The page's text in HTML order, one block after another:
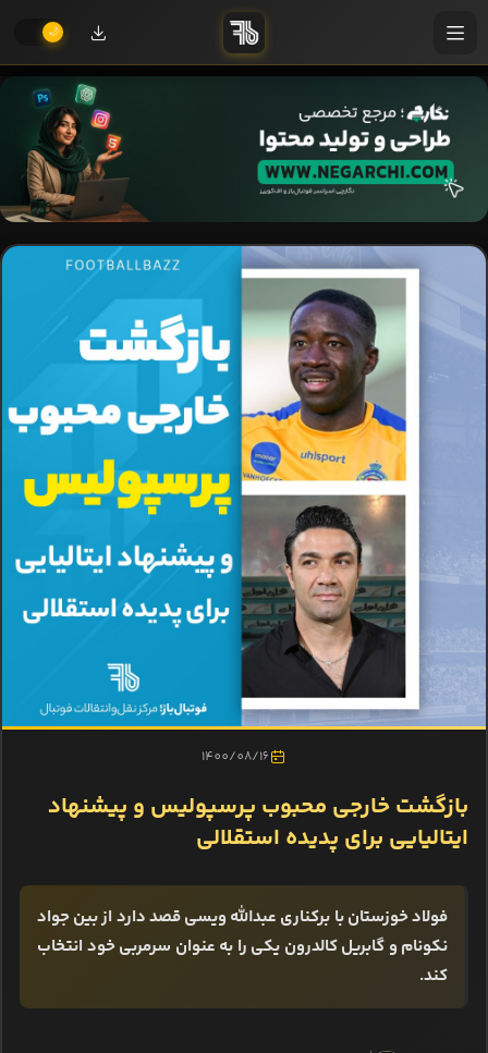
1400/08/16
بازگشت خارجی محبوب پرسپولیس و پیشنهاد
ایتالیایی برای پدیده استقلالی
فولاد خوزستان با برکناری عبدالله ویسی قصد دارد از بین جواد
نکونام و گابریل کالدرون یکی را به عنوان سرمربی خود انتخاب
کند.